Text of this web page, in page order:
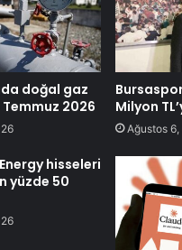
doğal gaz
2026
Milyon
Ağustos
hisseleri
yüzde 50